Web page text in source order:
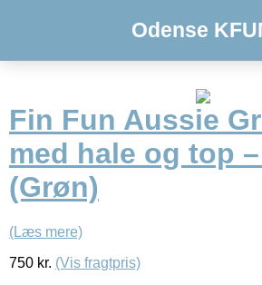
Odense
Fin Fun Aussie
med hale og top
(Grøn)
(Læs mere)
750 kr. (Vis fragtpris)